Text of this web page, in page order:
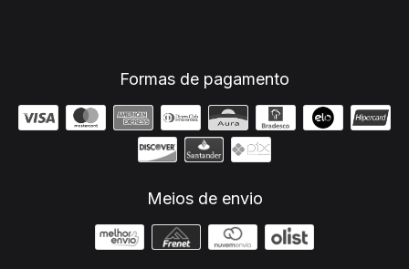
Formas de pagamento
Meios de envio